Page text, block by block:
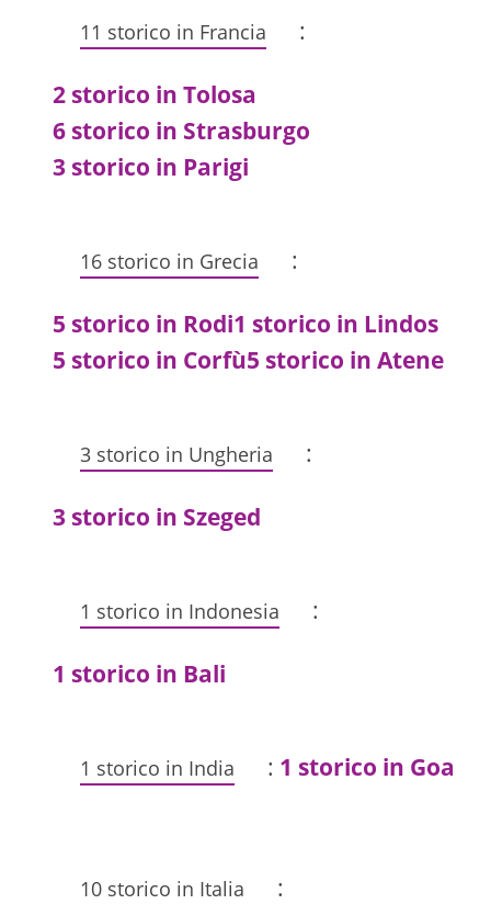
11 storico in Francia :
2 storico in Tolosa
6 storico in Strasburgo
3 storico in Parigi
16 storico in Grecia :
5 storico in Rodi1 storico in Lindos
5 storico in Corfù5 storico in Atene
3 storico in Ungheria :
3 storico in Szeged
1 storico in Indonesia :
1 storico in Bali
1 storico in India : 1 storico in Goa
10 storico in Italia :